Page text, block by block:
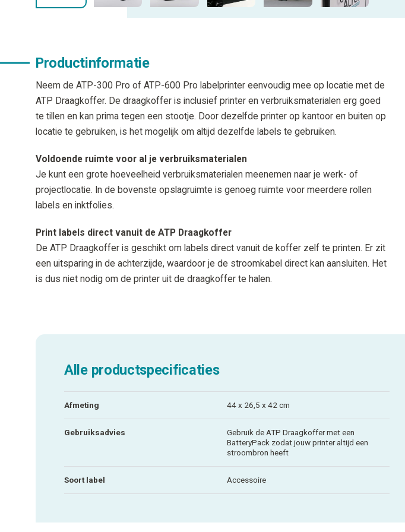
Productinformatie
Neem de ATP-300 Pro of ATP-600 Pro labelprinter eenvoudig mee op locatie met de
ATP Draagkoffer. De draagkoffer is inclusief printer en verbruiksmaterialen erg goed
te tillen en kan prima tegen een stootje. Door dezelfde printer op kantoor en buiten op
locatie te gebruiken, is het mogelijk om altijd dezelfde labels te gebruiken.
Voldoende ruimte voor al je verbruiksmaterialen
Je kunt een grote hoeveelheid verbruiksmaterialen meenemen naar je werk- of
projectlocatie. In de bovenste opslagruimte is genoeg ruimte voor meerdere rollen
labels en inktfolies.
Print labels direct vanuit de ATP Draagkoffer
De ATP Draagkoffer is geschikt om labels direct vanuit de koffer zelf te printen. Er zit
een uitsparing in de achterzijde, waardoor je de stroomkabel direct kan aansluiten. Het
is dus niet nodig om de printer uit de draagkoffer te halen.
Alle productspecificaties
Afmeting 44 x 26,5 x 42 cm
Gebruiksadvies
Gebruik de ATP Draagkoffer met een
BatteryPack zodat jouw printer altijd een
stroombron heeft
Soort label Accessoire